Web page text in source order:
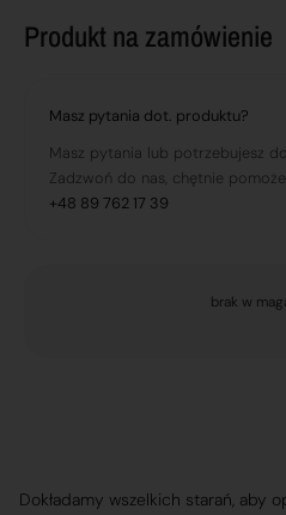
Produkt na zamówienie
Masz pytania dot. produktu?
Masz pytania lub potrzebujesz
Zadzwoń do nas, chętnie
+48 89 762 17 39
brak w
Dokładamy wszelkich starań, aby